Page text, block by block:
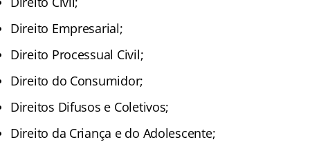
Direito Empresarial;
Direito Processual Civil;
Direito do Consumidor;
Direitos Difusos e Coletivos;
Direito da Criança e do Adolescente;